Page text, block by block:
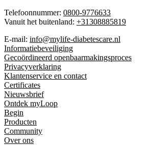
Telefoonnummer: 0800-9776633
Vanuit het buitenland: +31308885819
E-mail: info@mylife-diabetescare.nl
Informatiebeveiliging
Gecoördineerd openbaarmakingsproces
Privacyverklaring
Klantenservice en contact
Certificates
Nieuwsbrief
Ontdek myLoop
Begin
Producten
Community
Over ons